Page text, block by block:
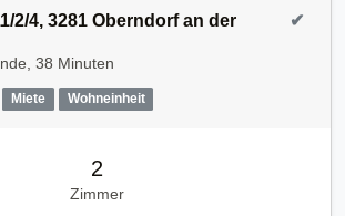
2/4, 3281 Oberndorf an der
38 Minuten
Miete Wohneinheit
✔
2
Zimmer